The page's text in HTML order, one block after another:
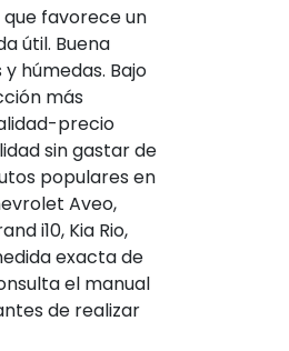
que favorece un
útil. Buena
húmedas. Bajo
más
precio
sin gastar de
populares en
Aveo,
i10, Kia Rio,
exacta de
el manual
de realizar